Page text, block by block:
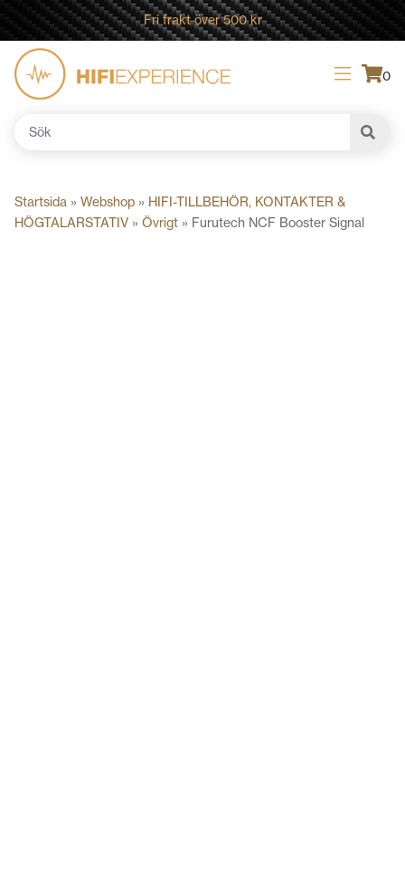
Fri frakt över 500 kr
0
Sök
Startsida » Webshop » HIFI-TILLBEHÖR, KONTAKTER &
HÖGTALARSTATIV » Övrigt » Furutech NCF Booster Signal